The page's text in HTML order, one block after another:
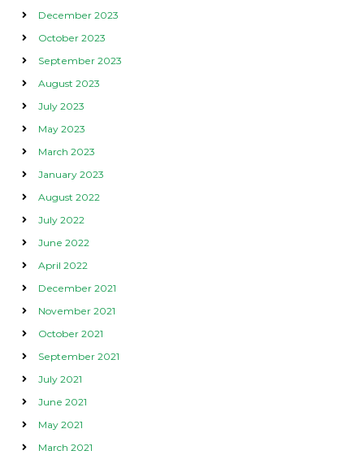
December 2023
October 2023
September 2023
August 2023
July 2023
May 2023
March 2023
January 2023
August 2022
July 2022
June 2022
April 2022
December 2021
November 2021
October 2021
September 2021
July 2021
June 2021
May 2021
March 2021